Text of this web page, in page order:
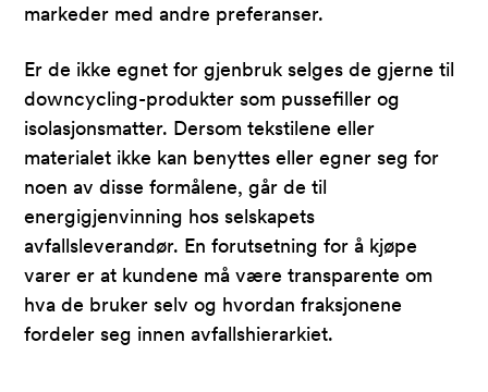
markeder med andre preferanser.
Er de ikke egnet for gjenbruk selges de gjerne til
downcycling-produkter som pussefiller og
isolasjonsmatter. Dersom tekstilene eller
materialet ikke kan benyttes eller egner seg for
noen av disse formålene, går de til
energigjenvinning hos selskapets
avfallsleverandør. En forutsetning for å kjøpe
varer er at kundene må være transparente om
hva de bruker selv og hvordan fraksjonene
fordeler seg innen avfallshierarkiet.